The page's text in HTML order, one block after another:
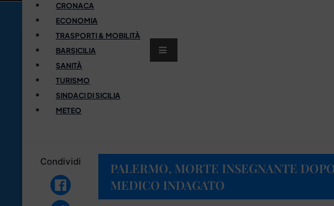
CRONACA
ECONOMIA
TRASPORTI & MOBILITÀ
BARSICILIA
SANITÀ
TURISMO
SINDACI DI SICILIA
METEO
Condividi
PALERMO, MORTE INSEGNANTE
MEDICO INDAGATO